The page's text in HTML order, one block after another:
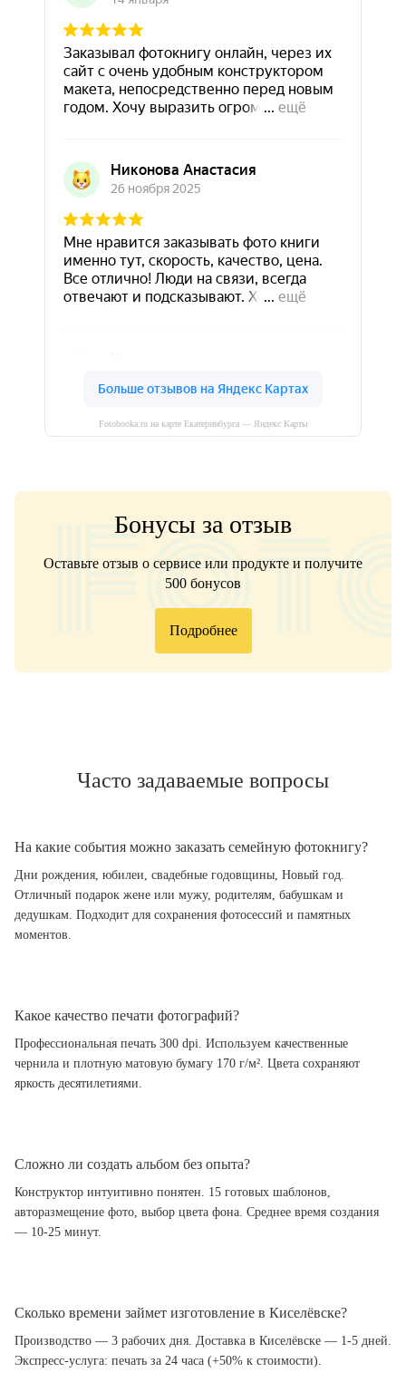
Fotobooka.ru на карте Екатеринбурга — Яндекс Карты
Бонусы за отзыв
Оставьте отзыв о сервисе или продукте и получите
500 бонусов
Подробнее
Часто задаваемые вопросы
На какие события можно заказать семейную фотокнигу?
Дни рождения, юбилеи, свадебные годовщины, Новый год.
Отличный подарок жене или мужу, родителям, бабушкам и
дедушкам. Подходит для сохранения фотосессий и памятных
моментов.
Какое качество печати фотографий?
Профессиональная печать 300 dpi. Используем качественные
чернила и плотную матовую бумагу 170 г/м². Цвета сохраняют
яркость десятилетиями.
Сложно ли создать альбом без опыта?
Конструктор интуитивно понятен. 15 готовых шаблонов,
авторазмещение фото, выбор цвета фона. Среднее время создания
— 10-25 минут.
Сколько времени займет изготовление в Киселёвске?
Производство — 3 рабочих дня. Доставка в Киселёвске — 1-5 дней.
Экспресс-услуга: печать за 24 часа (+50% к стоимости).